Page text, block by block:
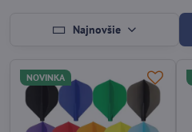
Najnovšie
NOVINKA